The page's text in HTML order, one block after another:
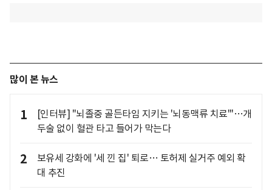
많이 본 뉴스
1
[인터뷰] "뇌졸중 골든타임 지키는 '뇌동맥류 치료'"…개
두술 없이 혈관 타고 들어가 막는다
2
보유세 강화에 '세 낀 집' 퇴로… 토허제 실거주 예외 확
대 추진